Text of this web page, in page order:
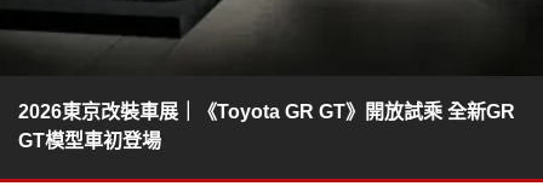
2026東京改裝車展｜《Toyota GR GT》開放試乘 全新GR
GT模型車初登場